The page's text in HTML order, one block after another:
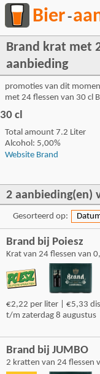
Bier-
Brand krat met
aanbieding
promoties van dit
met 24 flessen van 30 cl
30 cl
Total amount 7.2 Liter
Alcohol: 5,00%
Website Brand
2 aanbieding(en)
Gesorteerd op:
Brand bij Poiesz
Krat van 24 flessen van
€2,22 per liter | €5,33
t/m zaterdag 8 augustus
Brand bij JUMBO
2 kratten van 24 flessen